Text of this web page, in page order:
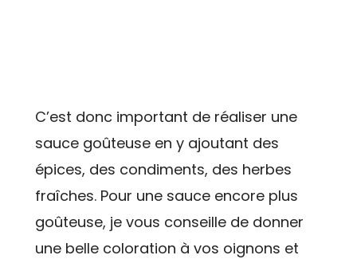
C’est donc important de réaliser une
sauce goûteuse en y ajoutant des
épices, des condiments, des herbes
fraîches. Pour une sauce encore plus
goûteuse, je vous conseille de donner
une belle coloration à vos oignons et